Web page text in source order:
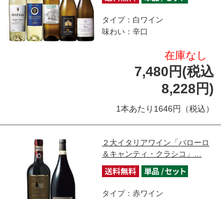
タイプ：白ワイン
味わい：辛口
在庫なし
7,480円(税込
8,228円)
1本あたり1646円（税込）
２大イタリアワイン「バローロ
＆キャンティ・クラシコ」…
タイプ：赤ワイン